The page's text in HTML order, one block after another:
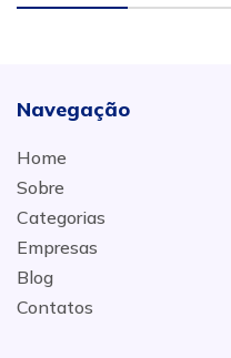
Navegação
Home
Sobre
Categorias
Empresas
Blog
Contatos